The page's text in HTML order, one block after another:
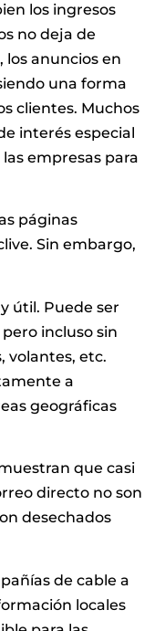
los ingresos
no deja de
los anuncios en
una forma
clientes. Muchos
interés especial
empresas para
páginas
Sin embargo,
útil. Puede ser
incluso sin
volantes, etc.
a
geográficas
que casi
directo no son
desechados
de cable a
locales